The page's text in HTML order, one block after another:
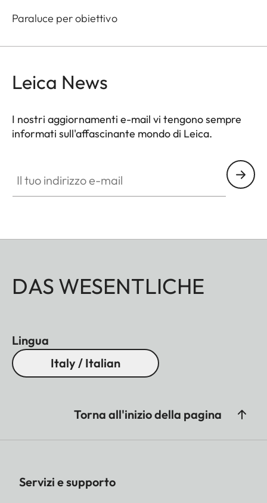
Paraluce per obiettivo
Leica News
I nostri aggiornamenti e-mail vi tengono sempre
informati sull'affascinante mondo di Leica.
DAS WESENTLICHE
Lingua
Italy / Italian
Torna all'inizio della pagina
Servizi e supporto